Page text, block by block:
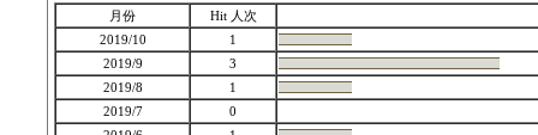
月份
Hit 人次
2019/10
1
2019/9
3
2019/8
1
2019/7
0